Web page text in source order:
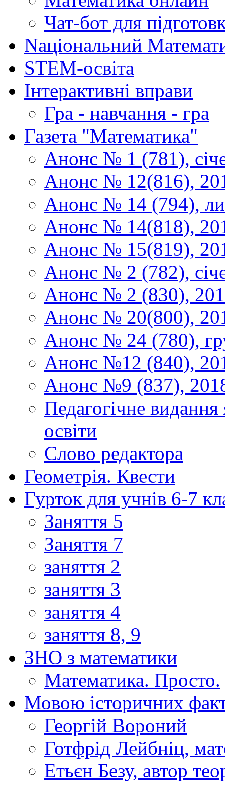
Чат-бот для
Naціональний
STEM-освіта
Інтерактивні вправи
Гра - навчання - гра
Газета "Математика"
Анонс № 1 (781),
Анонс № 12(816),
Анонс № 14 (794),
Анонс № 14(818),
Анонс № 15(819),
Анонс № 2 (782),
Анонс № 2 (830),
Анонс № 20(800),
Анонс № 24 (780),
Анонс №12 (840),
Анонс №9 (837),
Педагогічне
освіти
Слово редактора
Геометрія. Квести
Гурток для учнів 6-7
Заняття 5
Заняття 7
заняття 2
заняття 3
заняття 4
заняття 8, 9
ЗНО з математики
Математика. Просто.
Мовою історичних
Георгій Вороний
Готфрід Лейбніц,
Етьєн Безу, автор